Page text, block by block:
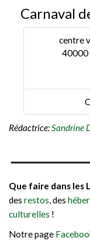
Carnaval
centre
40000
Rédactrice:Sandrine
Que faire dans les
des restos, des
culturelles !
Notre page